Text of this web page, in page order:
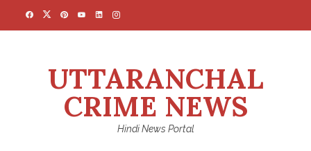
UTTARANCHAL
CRIME NEWS
Hindi News Portal